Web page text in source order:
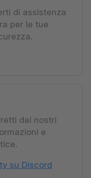
di assistenza
per le tue
dai nostri
e
su Discord